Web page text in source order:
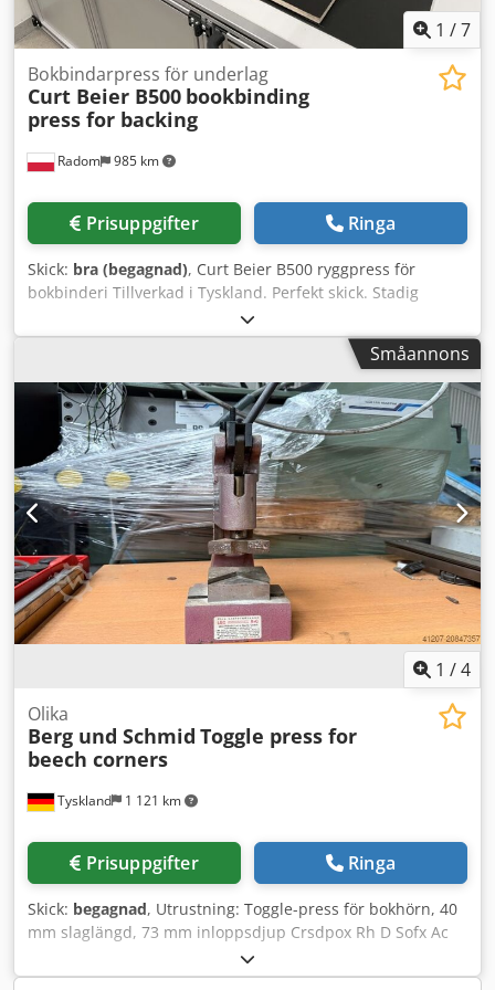
1 /7
Radom 985 km
Bokbindarpress för underlag
Curt Beier B500 bookbinding
press for backing
Prisuppgifter Ringa
Skick: bra (begagnad), Curt Beier B500 ryggpress för
bokbinderi Tillverkad i Tyskland. Perfekt skick. Stadig
konstruktion i gjutjärn, kraftigt tryck garanterar exakt
arbete. Codpowt Sugefx Ac Ierf Käköppning 44 cm Vikt 40
Småannons
1 /4
Tyskland 1 121 km
Olika
Berg und Schmid Toggle press for
beech corners
Prisuppgifter Ringa
Skick: begagnad, Utrustning: Toggle-press för bokhörn, 40
mm slaglängd, 73 mm inloppsdjup Crsdpox Rh D Sofx Ac